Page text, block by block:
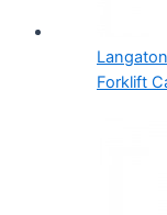
Forklift